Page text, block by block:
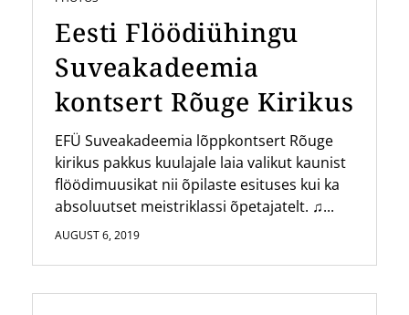
Eesti Flöödiühingu
Suveakadeemia
kontsert Rõuge Kirikus
EFÜ Suveakadeemia lõppkontsert Rõuge
kirikus pakkus kuulajale laia valikut kaunist
flöödimuusikat nii õpilaste esituses kui ka
absoluutset meistriklassi õpetajatelt. ♫...
AUGUST 6, 2019